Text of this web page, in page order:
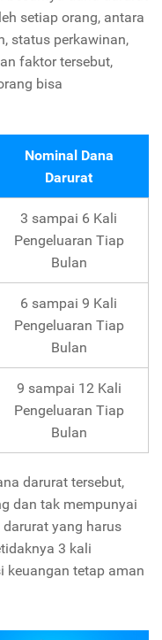
setiap orang, antara
status perkawinan,
faktor tersebut,
bisa
Nominal Dana
Darurat
3 sampai 6 Kali
Pengeluaran Tiap
Bulan
6 sampai 9 Kali
Pengeluaran Tiap
Bulan
9 sampai 12 Kali
Pengeluaran Tiap
Bulan
darurat tersebut,
dan tak mempunyai
yang harus
3 kali
keuangan tetap aman